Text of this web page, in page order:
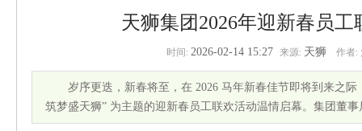
天狮集团2026年迎新春员
时间: 2026-02-14 15:27 来源: 天狮 作者:
岁序更迭，新春将至，在 2026 马年新春佳节即将到来之
筑梦盛天狮” 为主题的迎新春员工联欢活动温情启幕。集团董